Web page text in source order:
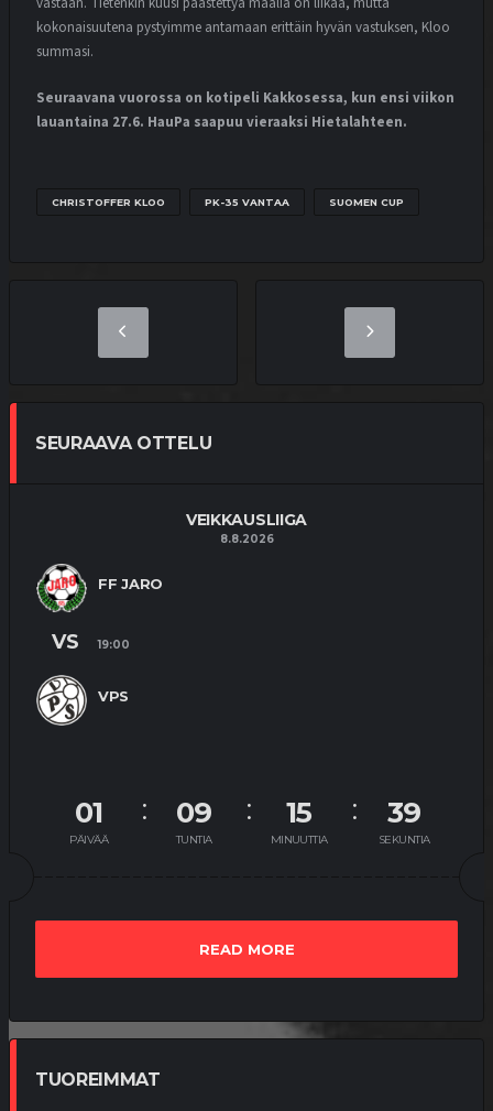
kokonaisuutena pystyimme antamaan erittäin hyvän vastuksen, Kloo
summasi.
Seuraavana vuorossa on kotipeli Kakkosessa, kun ensi viikon
lauantaina 27.6. HauPa saapuu vieraaksi Hietalahteen.
CHRISTOFFER KLOO PK-35 VANTAA SUOMEN CUP
SEURAAVA OTTELU
VEIKKAUSLIIGA
8.8.2026
FF JARO
VPS
VS 19:00
01
PÄIVÄÄ
09
TUNTIA
15
MINUUTTIA
39
SEKUNTIA
READ MORE
TUOREIMMAT